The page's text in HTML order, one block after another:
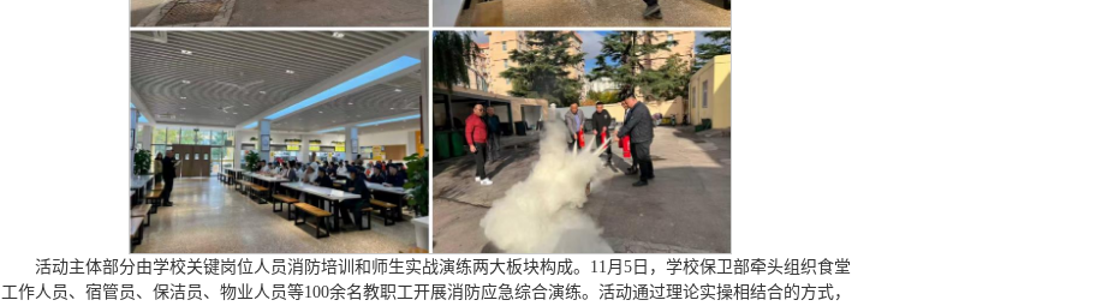
活动主体部分由学校关键岗位人员消防培训和师生实战演练两大板块构成。11月5日，学校保卫部牵头组织食堂
工作人员、宿管员、保洁员、物业人员等100余名教职工开展消防应急综合演练。活动通过理论实操相结合的方式，